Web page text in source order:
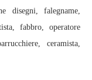
disegni, falegname,
fabbro, operatore
ceramista,